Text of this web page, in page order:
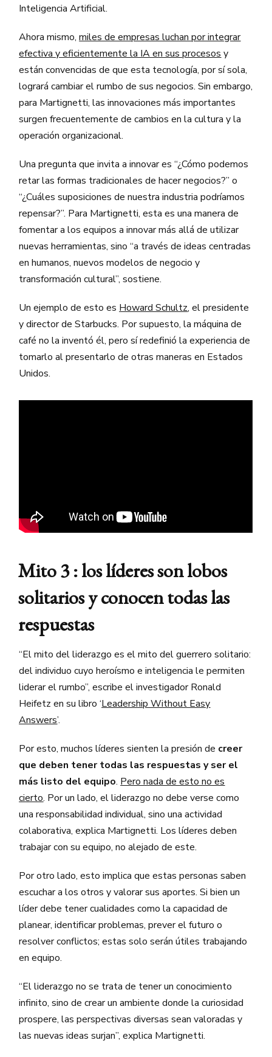
Inteligencia Artificial.
Ahora mismo,miles de empresas luchan por integrar
efectiva y eficientemente la IA en sus procesos y
están convencidas de que esta tecnología, por sí sola,
logrará cambiar el rumbo de sus negocios. Sin embargo,
para Martignetti, las innovaciones más importantes
surgen frecuentemente de cambios en la cultura y la
operación organizacional.
Una pregunta que invita a innovar es “¿Cómo podemos
retar las formas tradicionales de hacer negocios?” o
“¿Cuáles suposiciones de nuestra industria podríamos
repensar?”. Para Martignetti, esta es una manera de
fomentar a los equipos a innovar más allá de utilizar
nuevas herramientas, sino “a través de ideas centradas
en humanos, nuevos modelos de negocio y
transformación cultural”, sostiene.
Un ejemplo de esto es Howard Schultz, el presidente
y director de Starbucks. Por supuesto, la máquina de
café no la inventó él, pero sí redefinió la experiencia de
tomarlo al presentarlo de otras maneras en Estados
Unidos.
Mito 3 : los líderes son lobos
solitarios y conocen todas las
respuestas
“El mito del liderazgo es el mito del guerrero solitario:
del individuo cuyo heroísmo e inteligencia le permiten
liderar el rumbo”, escribe el investigador Ronald
Heifetz en su libro ‘Leadership Without Easy
Answers’.
Por esto, muchos líderes sienten la presión de creer
que deben tener todas las respuestas y ser el
más listo del equipo. Pero nada de esto no es
cierto. Por un lado, el liderazgo no debe verse como
una responsabilidad individual, sino una actividad
colaborativa, explica Martignetti. Los líderes deben
trabajar con su equipo, no alejado de este.
Por otro lado, esto implica que estas personas saben
escuchar a los otros y valorar sus aportes. Si bien un
líder debe tener cualidades como la capacidad de
planear, identificar problemas, prever el futuro o
resolver conflictos; estas solo serán útiles trabajando
en equipo.
“El liderazgo no se trata de tener un conocimiento
infinito, sino de crear un ambiente donde la curiosidad
prospere, las perspectivas diversas sean valoradas y
las nuevas ideas surjan”, explica Martignetti.